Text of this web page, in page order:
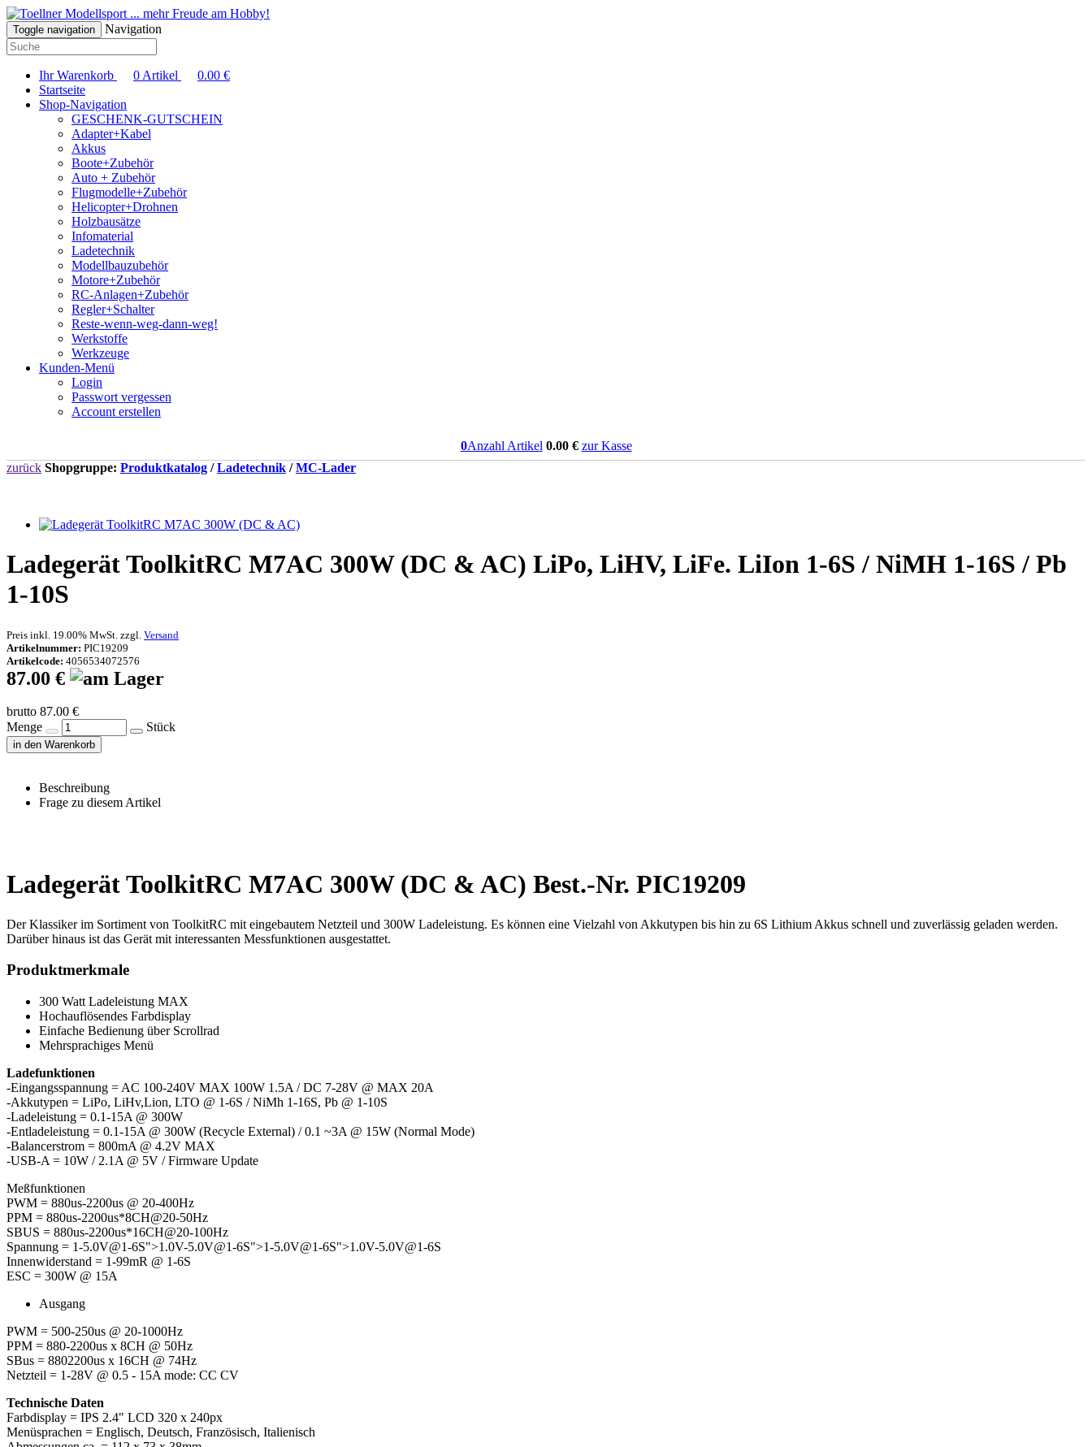
... mehr Freude am Hobby!
Toggle navigation Navigation
Ihr Warenkorb 0 Artikel 0.00 €
Startseite
Shop-Navigation
GESCHENK-GUTSCHEIN
Adapter+Kabel
Akkus
Boote+Zubehör
Auto + Zubehör
Flugmodelle+Zubehör
Helicopter+Drohnen
Holzbausätze
Infomaterial
Ladetechnik
Modellbauzubehör
Motore+Zubehör
RC-Anlagen+Zubehör
Regler+Schalter
Reste-wenn-weg-dann-weg!
Werkstoffe
Werkzeuge
Kunden-Menü
Login
Passwort vergessen
Account erstellen
0Anzahl Artikel 0.00€ zur Kasse
zurück Shopgruppe: Produktkatalog /Ladetechnik /MC-Lader
Ladegerät ToolkitRC M7AC 300W (DC & AC) LiPo, LiHV, LiFe. LiIon 1-6S / NiMH 1-16S / Pb
1-10S
Preis inkl. 19.00% MwSt. zzgl. Versand
Artikelnummer: PIC19209
Artikelcode: 4056534072576
87.00 €
brutto 87.00 €
Menge
Stück
in den Warenkorb
Beschreibung
Frage zu diesem Artikel
Ladegerät ToolkitRC M7AC 300W (DC & AC) Best.-Nr. PIC19209
Der Klassiker im Sortiment von ToolkitRC mit eingebautem Netzteil und 300W Ladeleistung. Es können eine Vielzahl von Akkutypen bis hin zu 6S Lithium Akkus schnell und zuverlässig geladen werden.
Darüber hinaus ist das Gerät mit interessanten Messfunktionen ausgestattet.
Produktmerkmale
300 Watt Ladeleistung MAX
Hochauflösendes Farbdisplay
Einfache Bedienung über Scrollrad
Mehrsprachiges Menü
Ladefunktionen
-Eingangsspannung = AC 100-240V MAX 100W 1.5A / DC 7-28V @ MAX 20A
-Akkutypen = LiPo, LiHv,Lion, LTO @ 1-6S / NiMh 1-16S, Pb @ 1-10S
-Ladeleistung = 0.1-15A @ 300W
-Entladeleistung = 0.1-15A @ 300W (Recycle External) / 0.1 ~3A @ 15W (Normal Mode)
-Balancerstrom = 800mA @ 4.2V MAX
-USB-A = 10W / 2.1A @ 5V / Firmware Update
Meßfunktionen
PWM = 880us-2200us @ 20-400Hz
PPM = 880us-2200us*8CH@20-50Hz
SBUS = 880us-2200us*16CH@20-100Hz
Spannung = 1-5.0V@1-6S">1.0V-5.0V@1-6S">1-5.0V@1-6S">1.0V-5.0V@1-6S
Innenwiderstand = 1-99mR @ 1-6S
ESC = 300W @ 15A
Ausgang
PWM = 500-250us @ 20-1000Hz
PPM = 880-2200us x 8CH @ 50Hz
SBus = 8802200us x 16CH @ 74Hz
Netzteil = 1-28V @ 0.5 - 15A mode: CC CV
Technische Daten
Farbdisplay = IPS 2.4" LCD 320 x 240px
Menüsprachen = Englisch, Deutsch, Französisch, Italienisch